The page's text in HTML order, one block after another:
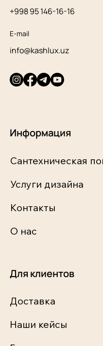
+998 95 146-16-16
E-mail
info@kashlux.uz
Информация
Сантехническая
Услуги дизайна
Контакты
О нас
Для клиентов
Доставка
Наши кейсы